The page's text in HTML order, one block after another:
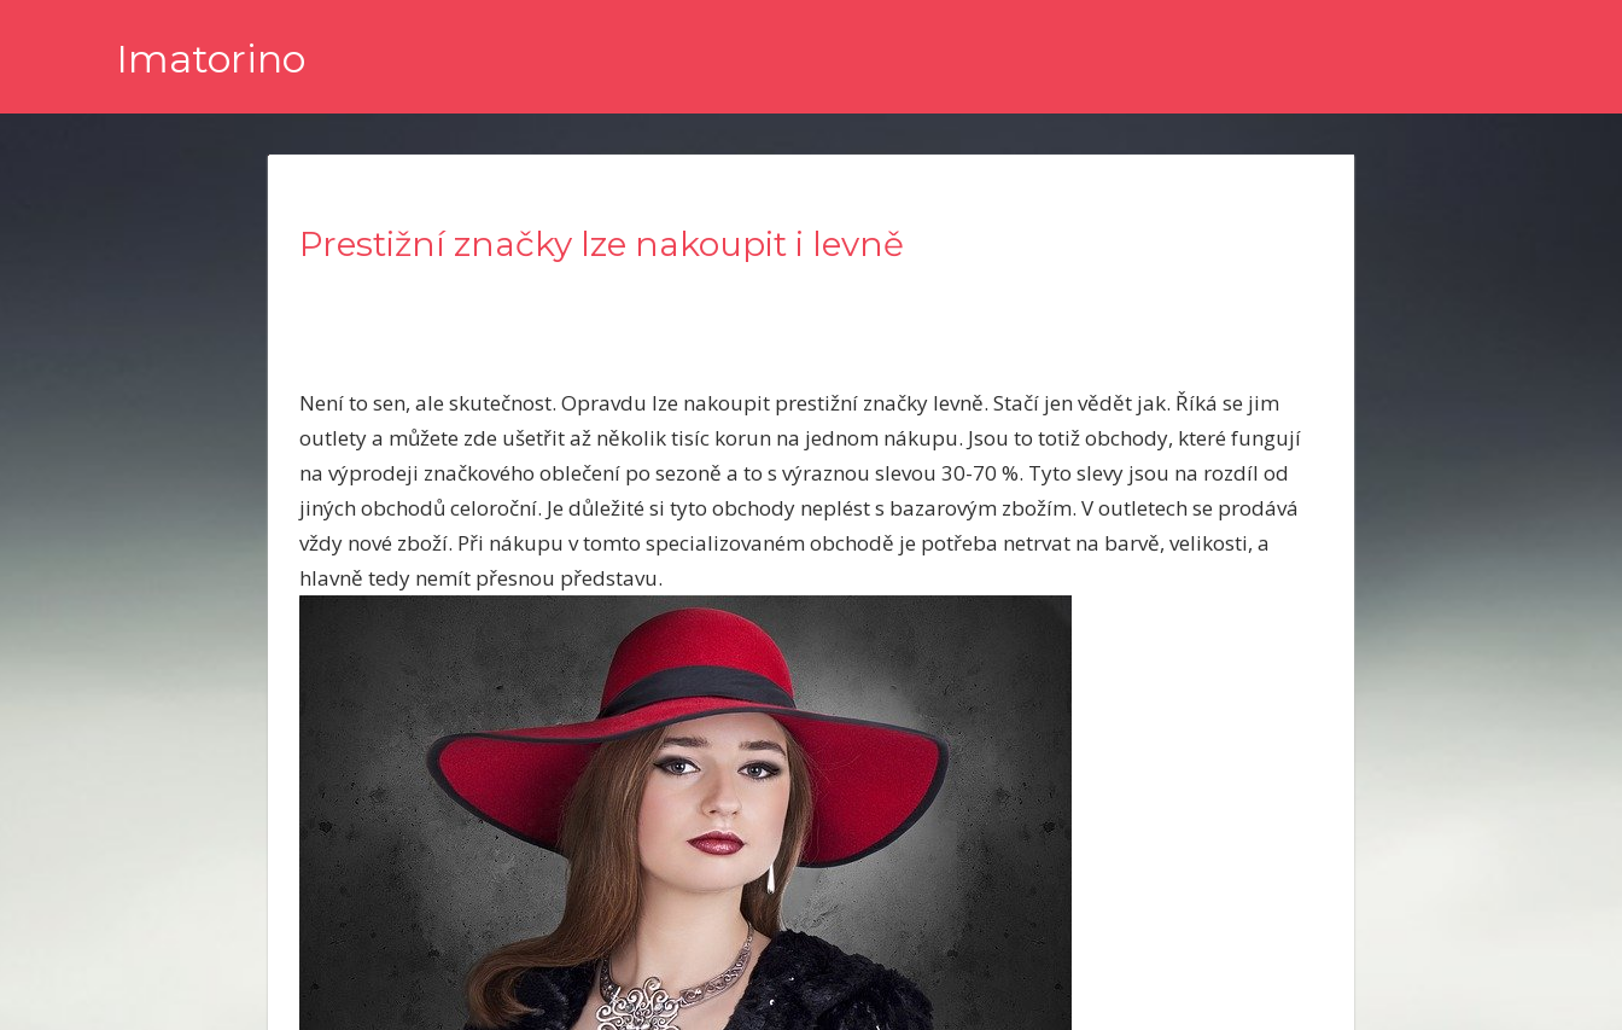
Imatorino
Prestižní značky lze nakoupit i levně
Není to sen, ale skutečnost. Opravdu lze nakoupit prestižní značky levně. Stačí jen vědět jak. Říká se jim
outlety a můžete zde ušetřit až několik tisíc korun na jednom nákupu. Jsou to totiž obchody, které fungují
na výprodeji značkového oblečení po sezoně a to s výraznou slevou 30-70 %. Tyto slevy jsou na rozdíl od
jiných obchodů celoroční. Je důležité si tyto obchody neplést s bazarovým zbožím. V outletech se prodává
vždy nové zboží. Při nákupu v tomto specializovaném obchodě je potřeba netrvat na barvě, velikosti, a
hlavně tedy nemít přesnou představu.